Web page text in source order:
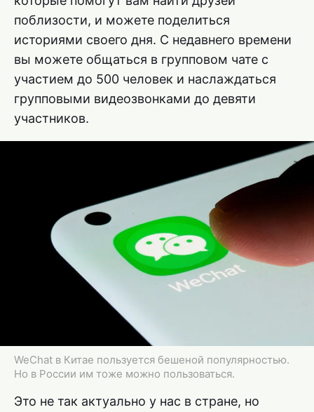
поблизости, и можете поделиться
историями своего дня. С недавнего времени
вы можете общаться в групповом чате с
участием до 500 человек и наслаждаться
групповыми видеозвонками до девяти
участников.
WeChat в Китае пользуется бешеной популярностью.
Но в России им тоже можно пользоваться.
Это не так актуально у нас в стране, но